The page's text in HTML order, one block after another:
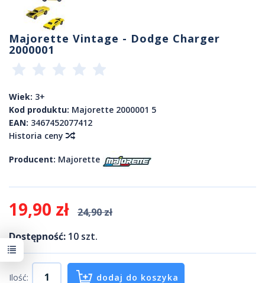
Majorette Vintage - Dodge Charger
2000001
Wiek: 3+
Kod produktu: Majorette 2000001 5
EAN: 3467452077412
Historia ceny
Producent: Majorette
19,90 zł
24,90 zł
Dostępność: 10 szt.
Ilość: dodaj do koszyka